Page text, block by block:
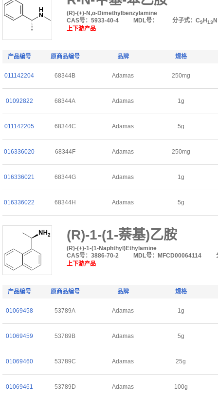
(R)-(+)-N,α-Dimethylbenzylamine
CAS号：5933-40-4
MDL号： 分子式：C9 H 13 N
上下游产品
产品编号 原商品编号 品牌 规格
011142204 68344B Adamas 250mg
01092822 68344A Adamas 1g
011142205 68344C Adamas 5g
016336020 68344F Adamas 250mg
016336021 68344G Adamas 1g
016336022 68344H Adamas 5g
(R)-1-(1-萘基)乙胺
(R)-(+)-1-(1-Naphthyl)Ethylamine
CAS号：3886-70-2
MDL号：MFCD00064114
上下游产品
产品编号 原商品编号 品牌 规格
01069458 53789A Adamas 1g
01069459 53789B Adamas 5g
01069460 53789C Adamas 25g
01069461 53789D Adamas 100g